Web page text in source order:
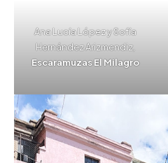
Ana Lucía López y Sofía
Hernández Arizmendiz,
Escaramuzas El Milagro